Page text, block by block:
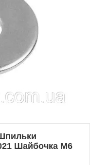
Шайбочка М6